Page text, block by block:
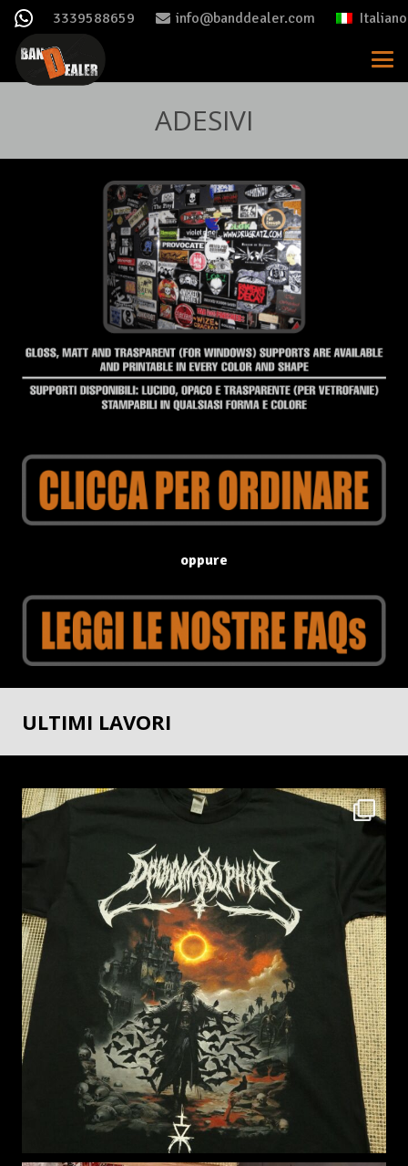
3339588659 info@banddealer.com Italiano
ADESIVI
oppure
ULTIMI LAVORI